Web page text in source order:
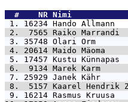
  #    NR
Nimi
1. 16234 Hando
2.  7565 Raiko
3. 35748 Olari Orm
4. 20614 Maido Mäoma
5. 17457 Kustu
6.  9134 Marek Karm
7. 25929 Janek Kähr
8.  5157 Kaarel
9. 16214 Rasmus